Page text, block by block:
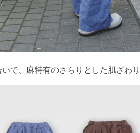
で、麻特有のさらりとした肌ざわ